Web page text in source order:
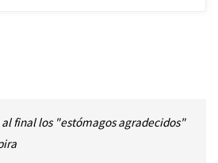
al final los "estómagos agradecidos"